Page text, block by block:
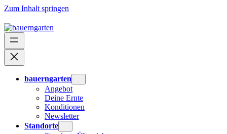
Zum Inhalt springen
bauerngarten
Angebot
Deine Ernte
Konditionen
Newsletter
Standorte